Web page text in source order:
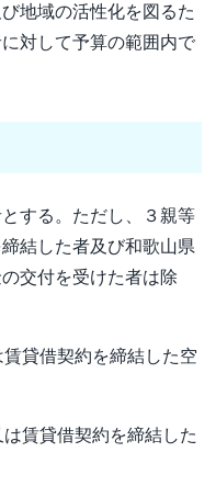
地域の活性化を図るた
対して予算の範囲内で
する。ただし、３親等
結した者及び和歌山県
交付を受けた者は除
貸借契約を締結した空
賃貸借契約を締結した